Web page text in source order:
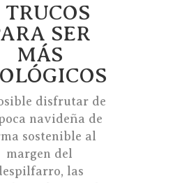
TRUCOS
SER
MÁS
disfrutar de
navideña de
sostenible al
margen del
las